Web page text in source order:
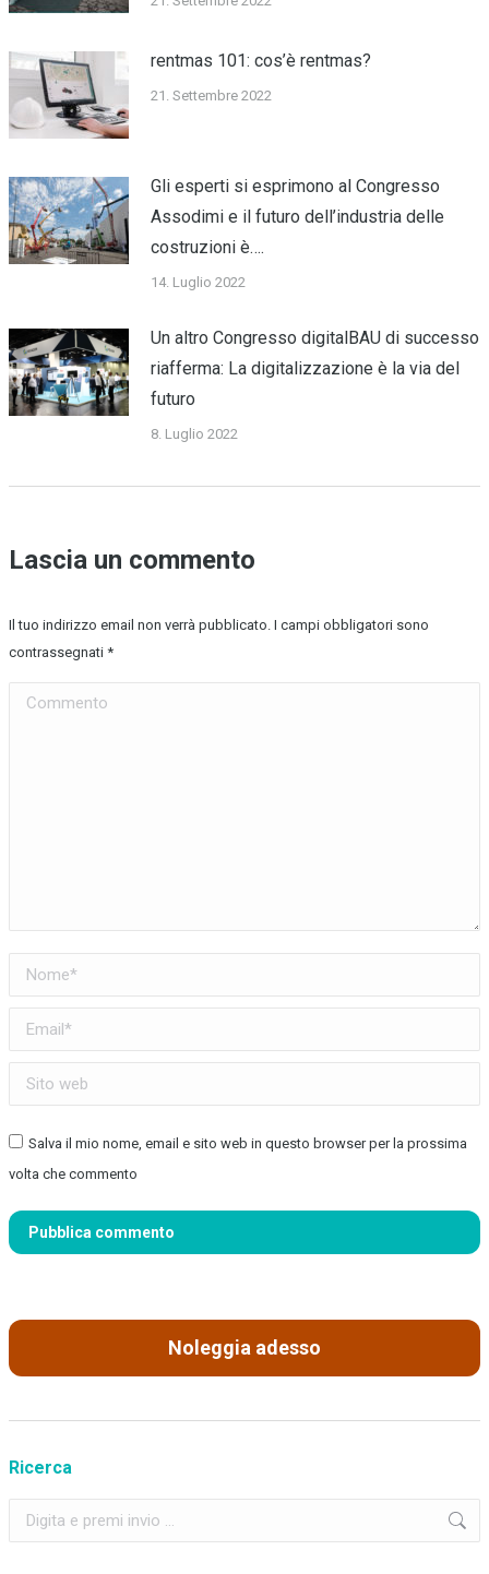
rentmas 101: cos’è rentmas?
21. Settembre 2022
Gli esperti si esprimono al Congresso
Assodimi e il futuro dell’industria delle
costruzioni è….
14. Luglio 2022
Un altro Congresso digitalBAU di successo
riafferma: La digitalizzazione è la via del
futuro
8. Luglio 2022
Lascia un commento
Il tuo indirizzo email non verrà pubblicato. I campi obbligatori sono
contrassegnati *
Commento
Nome *
Email *
Sito web
Salva il mio nome, email e sito web in questo browser per la prossima
volta che commento
Pubblica commento
Noleggia adesso
Ricerca
Cerca: